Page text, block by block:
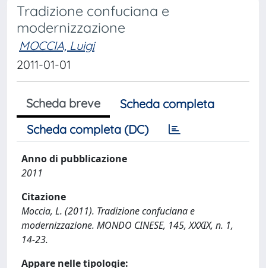
Tradizione confuciana e
modernizzazione
MOCCIA, Luigi
2011-01-01
Scheda breve
Scheda completa
Scheda completa (DC)
Anno di pubblicazione
2011
Citazione
Moccia, L. (2011). Tradizione confuciana e
modernizzazione. MONDO CINESE, 145, XXXIX, n. 1,
14-23.
Appare nelle tipologie: